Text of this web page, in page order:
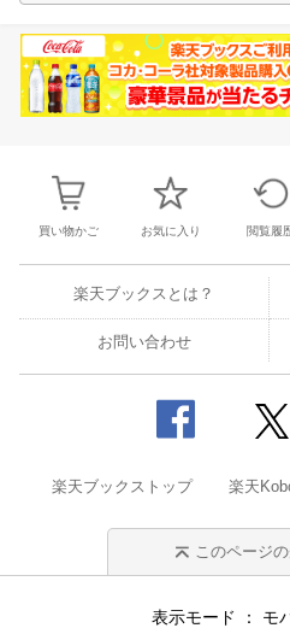
買い物かご お気に入り 閲覧履
楽天ブックスとは？
お問い合わせ
楽天ブックストップ 楽天
このページ
表示モード モ